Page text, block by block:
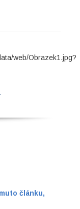
web/Obrazek1.jpg?
článku,